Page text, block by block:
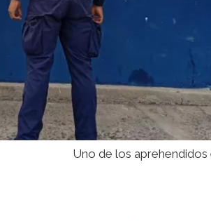
Uno de los aprehendidos